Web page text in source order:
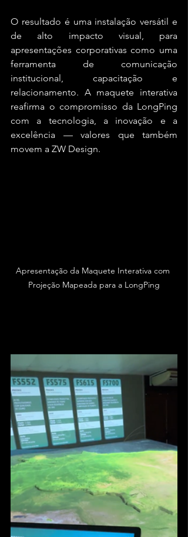
O resultado é uma instalação versátil e
de alto impacto visual, para
apresentações corporativas como uma
ferramenta de comunicação
institucional, capacitação e
relacionamento. A maquete interativa
reafirma o compromisso da LongPing
com a tecnologia, a inovação e a
excelência — valores que também
movem a ZW Design.
Apresentação da Maquete Interativa com
Projeção Mapeada para a LongPing